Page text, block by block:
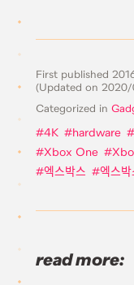
First published
(Updated on 2020/
Categorized in
4K hardware
Xbox One
엑스박스
엑스박
read more: